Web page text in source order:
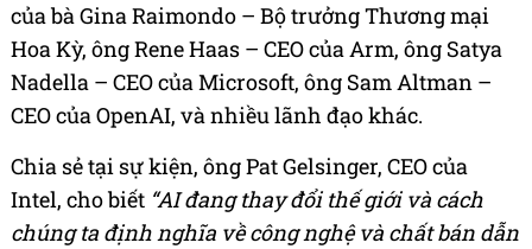
của bà Gina Raimondo – Bộ trưởng Thương mại
Hoa Kỳ, ông Rene Haas – CEO của Arm, ông Satya
Nadella – CEO của Microsoft, ông Sam Altman –
CEO của OpenAI, và nhiều lãnh đạo khác.
Chia sẻ tại sự kiện, ông Pat Gelsinger, CEO của
Intel, cho biết “AI đang thay đổi thế giới và cách
chúng ta định nghĩa về công nghệ và chất bán dẫn